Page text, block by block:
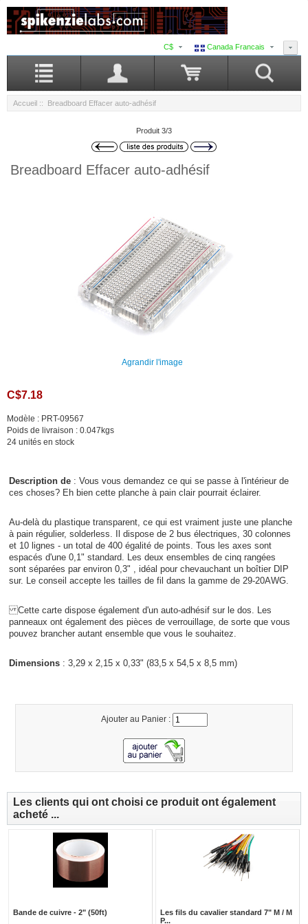
Canada Francais
C$
Accueil :: Breadboard Effacer auto-adhésif
Produit 3/3
Breadboard Effacer auto-adhésif
Agrandir l'image
C$7.18
Modèle : PRT-09567
Poids de livraison : 0.047kgs
24 unités en stock
Description de : Vous vous demandez ce qui se passe à l'intérieur de
ces choses? Eh bien cette planche à pain clair pourrait éclairer.
Au-delà du plastique transparent, ce qui est vraiment juste une planche
à pain régulier, solderless. Il dispose de 2 bus électriques, 30 colonnes
et 10 lignes - un total de 400 égalité de points. Tous les axes sont
espacés d'une 0,1" standard. Les deux ensembles de cinq rangées
sont séparées par environ 0,3" , idéal pour chevauchant un boîtier DIP
sur. Le conseil accepte les tailles de fil dans la gamme de 29-20AWG.
Cette carte dispose également d'un auto-adhésif sur le dos. Les
panneaux ont également des pièces de verrouillage, de sorte que vous
pouvez brancher autant ensemble que vous le souhaitez.
Dimensions : 3,29 x 2,15 x 0,33" (83,5 x 54,5 x 8,5 mm)
Ajouter au Panier :
Les clients qui ont choisi ce produit ont également
acheté ...
Bande de cuivre - 2" (50ft)
Les fils du cavalier standard 7" M / M
P...